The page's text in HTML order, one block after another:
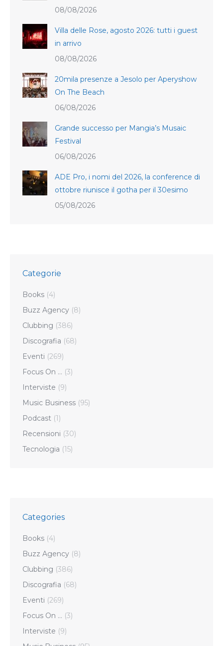
08/08/2026
Villa delle Rose, agosto 2026: tutti i guest
in arrivo
08/08/2026
20mila presenze a Jesolo per Aperyshow
On The Beach
06/08/2026
Grande successo per Mangia’s Musaic
Festival
06/08/2026
ADE Pro, i nomi del 2026, la conference di
ottobre riunisce il gotha per il 30esimo
05/08/2026
Categorie
Books (4)
Buzz Agency (8)
Clubbing (386)
Discografia (68)
Eventi (269)
Focus On … (3)
Interviste (9)
Music Business (95)
Podcast (1)
Recensioni (30)
Tecnologia (15)
Categories
Books (4)
Buzz Agency (8)
Clubbing (386)
Discografia (68)
Eventi (269)
Focus On … (3)
Interviste (9)